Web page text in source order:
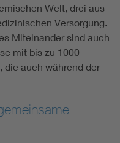
Welt, drei aus
Versorgung.
Miteinander sind auch
mit bis zu 1000
die auch während der